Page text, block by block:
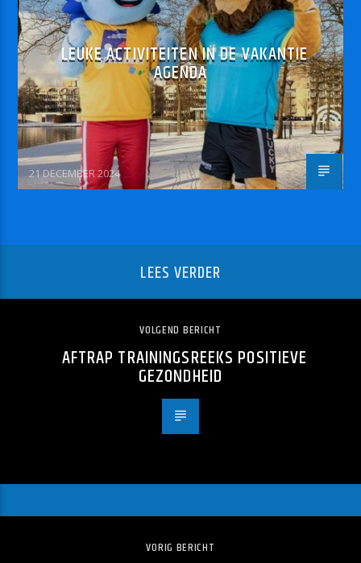
LEUKE ACTIVITEITEN IN DE VAKANTIE
AGENDA
21 DECEMBER 2024
LEES VERDER
VOLGEND BERICHT
AFTRAP TRAININGSREEKS POSITIEVE
GEZONDHEID
VORIG BERICHT